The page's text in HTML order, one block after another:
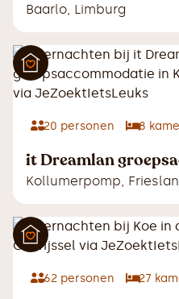
Baarlo Limburg
20 personen 8
it Dreamlan
Kollumerpomp
62 personen 27